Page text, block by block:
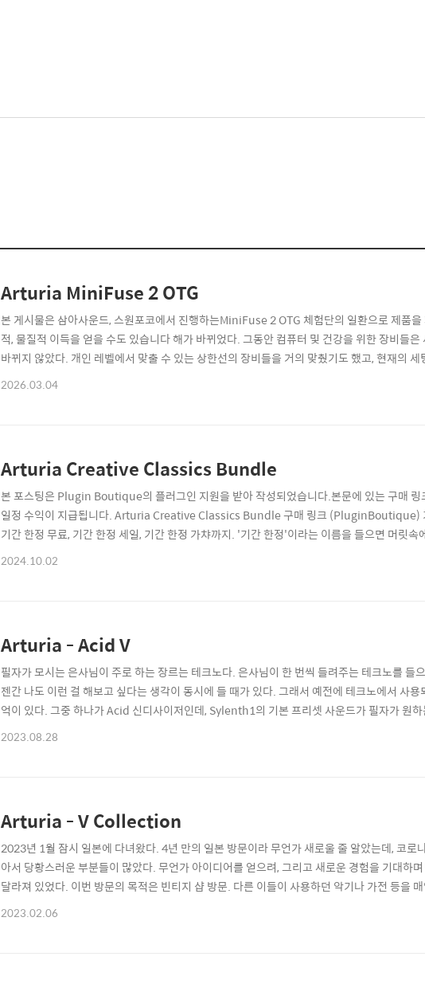
Arturia MiniFuse 2 OTG
본 게시물은 삼아사운드, 스원포코에서 진행하는MiniFuse 2 OTG 체험단의 일환으로 제품
적, 물질적 이득을 얻을 수도 있습니다 해가 바뀌었다. 그동안 컴퓨터 및 건강을 위한 장비들
바뀌지 않았다. 개인 레벨에서 맞출 수 있는 상한선의 장비들을 거의 맞췄기도 했고, 현재의
이다. 만약 이 이상으로 장비 업그레이드를 하게 된다면 더 이상 개인 작업자가 아닌 레코딩 스
2026.03.04
Arturia Creative Classics Bundle
본 포스팅은 Plugin Boutique의 플러그인 지원을 받아 작성되었습니다.본문에 있는 구매 링
일정 수익이 지급됩니다. Arturia Creative Classics Bundle 구매 링크 (PluginBoutique)
기간 한정 무료, 기간 한정 세일, 기간 한정 가챠까지. '기간 한정'이라는 이름을 들으면 머릿
서 빠르게 이걸 사야 할 것 같은 조급함이 생긴다. 정작 사놓고 보면 잘 쓰이지 않는 경우들이
2024.10.02
Arturia - Acid V
필자가 모시는 은사님이 주로 하는 장르는 테크노다. 은사님이 한 번씩 들려주는 테크노를 들
젠간 나도 이런 걸 해보고 싶다는 생각이 동시에 들 때가 있다. 그래서 예전에 테크노에서 사
억이 있다. 그중 하나가 Acid 신디사이저인데, Sylenth1의 기본 프리셋 사운드가 필자가 원
Sylenth1을 주력으로 공부하고 있었다. 그런데, 최근 Arturia에서 전설적인 Acid 신디사이저
2023.08.28
Arturia - V Collection
2023년 1월 잠시 일본에 다녀왔다. 4년 만의 일본 방문이라 무언가 새로울 줄 알았는데, 코로
아서 당황스러운 부분들이 많았다. 무언가 아이디어를 얻으려, 그리고 새로운 경험을 기대하
달라져 있었다. 이번 방문의 목적은 빈티지 샵 방문. 다른 이들이 사용하던 악기나 가전 등을
생각 이상으로 진귀한 보물을 건질 기회가 많다. 마침 일본은 한국보다 먼저 음악을 시작한 유
2023.02.06